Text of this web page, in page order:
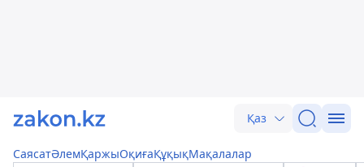
Қаз
СаясатӘлемҚаржыОқиғаҚұқықМақалалар